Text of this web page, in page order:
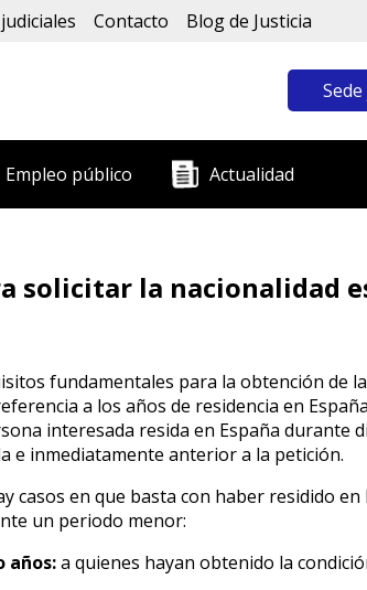
Contacto Blog de Justicia
Empleo público Actualidad
solicitar la nacionalidad
fundamentales para la obtención de
a los años de residencia en
interesada resida en España durante
e inmediatamente anterior a la petición.
casos en que basta con haber residido
un periodo menor:
años:a quienes hayan obtenido la